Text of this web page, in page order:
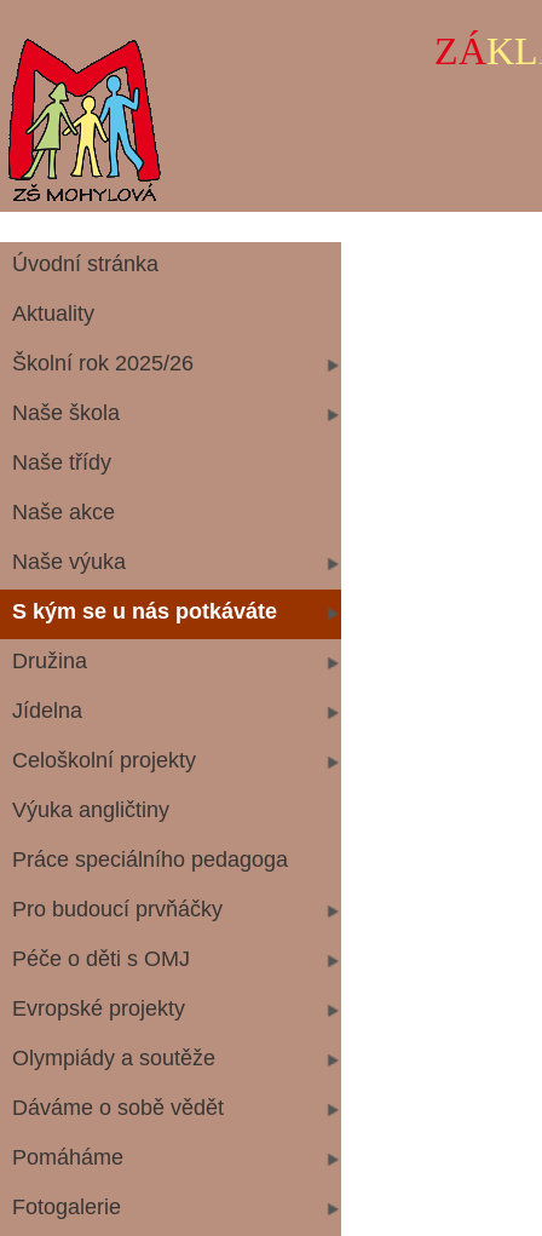
ZÁKL
Úvodní stránka
Aktuality
Školní rok 2025/26
Naše škola
Naše třídy
Naše akce
Naše výuka
S kým se u nás potkáváte
Družina
Jídelna
Celoškolní projekty
Výuka angličtiny
Práce speciálního pedagoga
Pro budoucí prvňáčky
Péče o děti s OMJ
Evropské projekty
Olympiády a soutěže
Dáváme o sobě vědět
Pomáháme
Fotogalerie